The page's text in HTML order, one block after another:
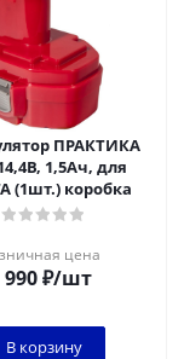
ПРАКТИКА
1,5Ач, для
(1шт.) коробка
цена
990₽/шт
В корзину